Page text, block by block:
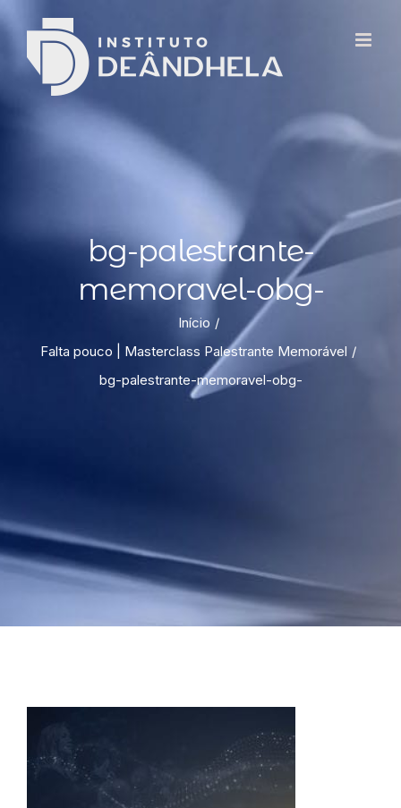
bg-palestrante-
memoravel-obg-
Início
Falta pouco | Masterclass Palestrante Memorável
bg-palestrante-memoravel-obg-